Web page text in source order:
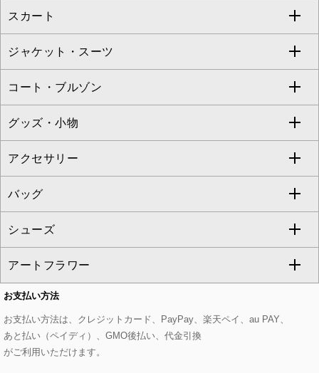
eur3
Maison de CINQ
ブラウス・シャツ
ニット・セーター
カーディガン
アンサンブルセット
ベスト・ジレ
パーカー
タンクトップ・キャミソール
スウェット・ジャージー
その他のトップス
ワンピース
ドレス
チュニック
ジャンパースカート
その他のワンピース・ドレス
すべてのパンツ
フルレングスパンツ
クロップド・半端丈パンツ
ガウチョ・ワイドパンツ
ハーフ・ショート丈パンツ
サロペット・オールインワン
その他のパンツ
スカート
すべてのスカート
ロング・マキシ丈スカート
ひざ丈スカート
ミモレ丈スカート
ショート・ミニ丈スカート
その他のスカート
ジャケット・スーツ
すべてのジャケット・スーツ
テーラードジャケット
ノーカラージャケット
セットアップ
セットアップジャケット
セットアップパンツ
セットアップスカート
セットアップワンピース
コート・ブルゾン
すべてのコート・ブルゾン
トレンチコート
ピーコート
ダッフルコート
チェスターコート
モッズコート
ステンカラーコート
グッズ・小物
すべてのグッズ・小物
マスク
ストール・マフラー・スヌード
ベルト・サスペンダー
帽子
ヘアアクセサリー
アクセサリー
すべてのアクセサリー
ネックレス
ピアス・イヤリング
ブレスレット・バングル
ブローチ・コサージュ
バッグ
すべてのバッグ
トートバッグ
ショルダーバッグ
ボストンバッグ
シューズ
すべてのシューズ
パンプス
スニーカー
アートフラワー
すべてのアートフラワー
ローズ
お支払い方法
お支払い方法は、クレジットカード、PayPay、楽天ペイ、au PAY、
あと払い（ペイディ）、GMO後払い、代金引換
がご利用いただけます。